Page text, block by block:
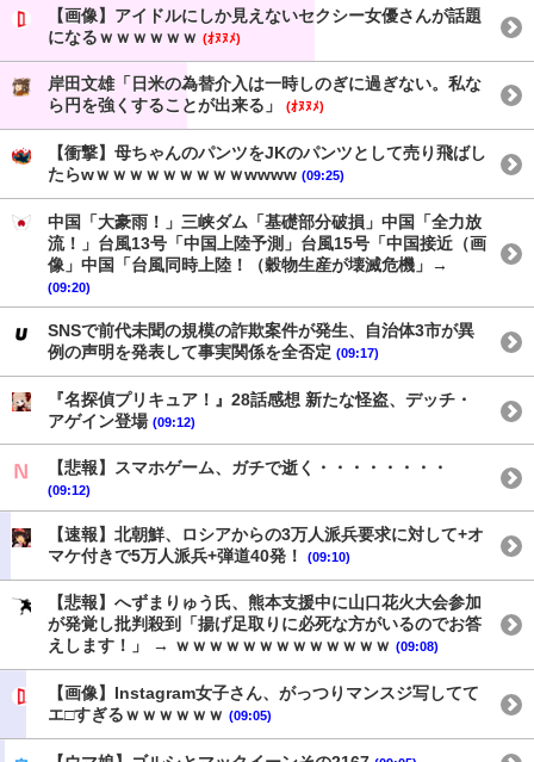
【画像】アイドルにしか見えないセクシー女優さんが話題
になるｗｗｗｗｗｗ (ｵﾇﾇﾒ)
岸田文雄「日米の為替介入は一時しのぎに過ぎない。私な
ら円を強くすることが出来る」
(ｵﾇﾇﾒ)
【衝撃】母ちゃんのパンツをJKのパンツとして売り飛ばし
たらwｗｗｗｗｗｗｗｗｗwwww (09:25)
中国「大豪雨！」三峡ダム「基礎部分破損」中国「全力放
流！」台風13号「中国上陸予測」台風15号「中国接近（画
像」中国「台風同時上陸！（穀物生産が壊滅危機」→
(09:20)
SNSで前代未聞の規模の詐欺案件が発生、自治体3市が異
例の声明を発表して事実関係を全否定 (09:17)
『名探偵プリキュア！』28話感想 新たな怪盗、デッチ・
アゲイン登場 (09:12)
【悲報】スマホゲーム、ガチで逝く・・・・・・・・
(09:12)
【速報】北朝鮮、ロシアからの3万人派兵要求に対して+オ
マケ付きで5万人派兵+弾道40発！
(09:10)
【悲報】へずまりゅう氏、熊本支援中に山口花火大会参加
が発覚し批判殺到「揚げ足取りに必死な方がいるのでお答
えします！」 → ｗｗｗｗｗｗｗｗｗｗｗｗｗ (09:08)
【画像】Instagram女子さん、がっつりマンスジ写してて
エ□すぎるｗｗｗｗｗｗ (09:05)